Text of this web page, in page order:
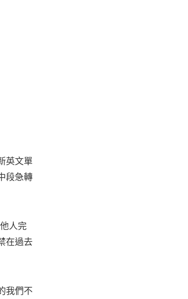
英文單
段急轉
人完
在過去
我們不